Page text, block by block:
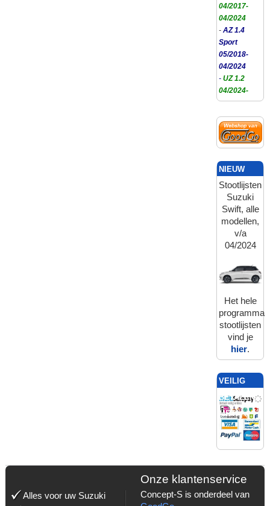
04/2017-
04/2024
- AZ 1.4
Sport
05/2018-
04/2024
- UZ 1.2
04/2024-
NIEUW
Stootlijsten
Suzuki
Swift, alle
modellen,
v/a
04/2024
Het hele
programma
stootlijsten
vind je
hier.
VEILIG
BETALEN
MET:
Alles voor uw Suzuki
Onze klantenservice
Concept-S is onderdeel van